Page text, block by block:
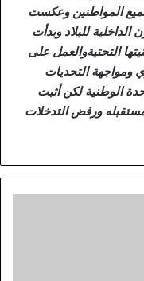
جميع المواطنين وعكست
للبلاد وبدأت
التحتيةوالعمل على
ومواجهة التحديات
الوطنية لكن أثبت
ورفض التدخلات